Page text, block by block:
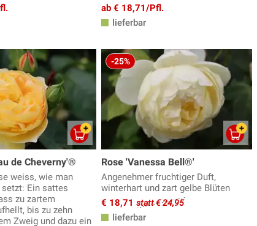
ab € 18,71/Pfl.
lieferbar
de Cheverny'®
weiss, wie man
Ein sattes
zu zartem
bis zu zehn
Zweig und dazu ein
-25%
Rose 'Vanessa Bell®'
Angenehmer fruchtiger Duft,
winterhart und zart gelbe Blüten
€ 18,71 statt € 24,95
lieferbar